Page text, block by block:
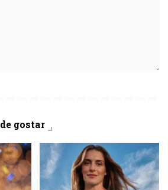
gostar